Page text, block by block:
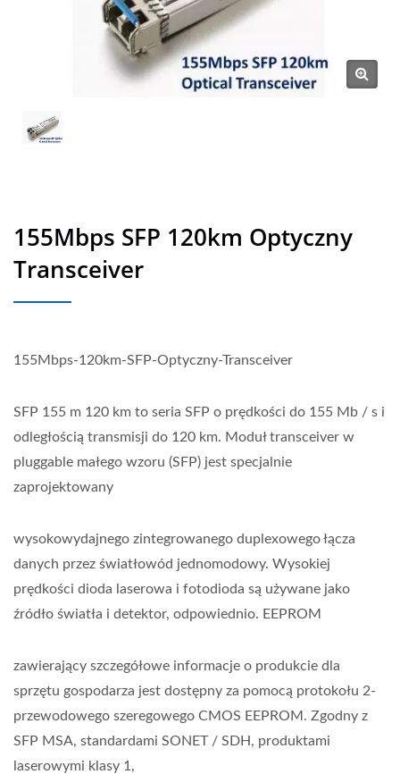
155Mbps SFP 120km Optyczny
Transceiver
155Mbps-120km-SFP-Optyczny-Transceiver
SFP 155 m 120 km to seria SFP o prędkości do 155 Mb / s i
odległością transmisji do 120 km. Moduł transceiver w
pluggable małego wzoru (SFP) jest specjalnie
zaprojektowany
wysokowydajnego zintegrowanego duplexowego łącza
danych przez światłowód jednomodowy. Wysokiej
prędkości dioda laserowa i fotodioda są używane jako
źródło światła i detektor, odpowiednio. EEPROM
zawierający szczegółowe informacje o produkcie dla
sprzętu gospodarza jest dostępny za pomocą protokołu 2-
przewodowego szeregowego CMOS EEPROM. Zgodny z
SFP MSA, standardami SONET / SDH, produktami
laserowymi klasy 1,